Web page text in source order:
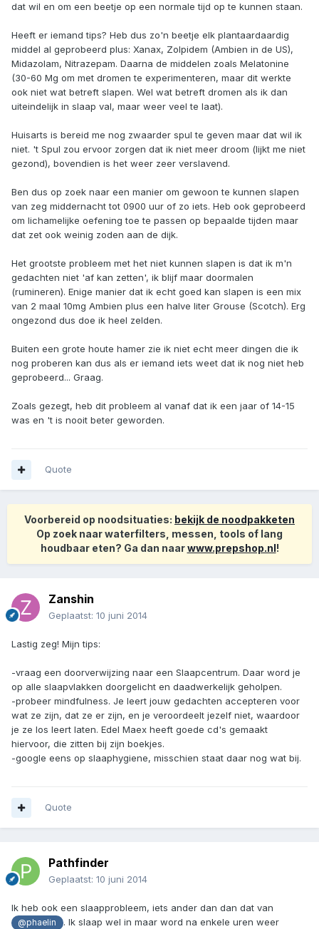
dat wil en om een beetje op een normale tijd op te kunnen staan.
Heeft er iemand tips? Heb dus zo'n beetje elk plantaardaardig
middel al geprobeerd plus: Xanax, Zolpidem (Ambien in de US),
Midazolam, Nitrazepam. Daarna de middelen zoals Melatonine
(30-60 Mg om met dromen te experimenteren, maar dit werkte
ook niet wat betreft slapen. Wel wat betreft dromen als ik dan
uiteindelijk in slaap val, maar weer veel te laat).
Huisarts is bereid me nog zwaarder spul te geven maar dat wil ik
niet. 't Spul zou ervoor zorgen dat ik niet meer droom (lijkt me niet
gezond), bovendien is het weer zeer verslavend.
Ben dus op zoek naar een manier om gewoon te kunnen slapen
van zeg middernacht tot 0900 uur of zo iets. Heb ook geprobeerd
om lichamelijke oefening toe te passen op bepaalde tijden maar
dat zet ook weinig zoden aan de dijk.
Het grootste probleem met het niet kunnen slapen is dat ik m'n
gedachten niet 'af kan zetten', ik blijf maar doormalen
(rumineren). Enige manier dat ik echt goed kan slapen is een mix
van 2 maal 10mg Ambien plus een halve liter Grouse (Scotch). Erg
ongezond dus doe ik heel zelden.
Buiten een grote houte hamer zie ik niet echt meer dingen die ik
nog proberen kan dus als er iemand iets weet dat ik nog niet heb
geprobeerd... Graag.
Zoals gezegt, heb dit probleem al vanaf dat ik een jaar of 14-15
was en 't is nooit beter geworden.
Quote
Voorbereid op noodsituaties: bekijk de noodpakketen
Op zoek naar waterfilters, messen, tools of lang
houdbaar eten? Ga dan naarwww.prepshop.nl!
Zanshin
Geplaatst: 10 juni 2014
Lastig zeg! Mijn tips:
-vraag een doorverwijzing naar een Slaapcentrum. Daar word je
op alle slaapvlakken doorgelicht en daadwerkelijk geholpen.
-probeer mindfulness. Je leert jouw gedachten accepteren voor
wat ze zijn, dat ze er zijn, en je veroordeelt jezelf niet, waardoor
je ze los leert laten. Edel Maex heeft goede cd's gemaakt
hiervoor, die zitten bij zijn boekjes.
-google eens op slaaphygiene, misschien staat daar nog wat bij.
Quote
Pathfinder
Geplaatst: 10 juni 2014
Ik heb ook een slaapprobleem, iets ander dan dan dat van
@phaelin
. Ik slaap wel in maar word na enkele uren weer